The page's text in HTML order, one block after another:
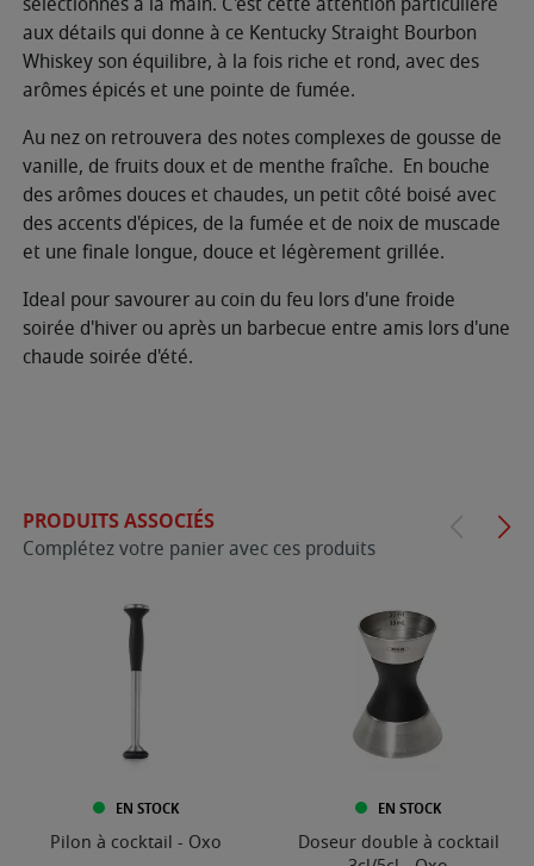
aux détails qui donne à ce Kentucky Straight Bourbon
Whiskey son équilibre, à la fois riche et rond, avec des
arômes épicés et une pointe de fumée.
Au nez on retrouvera des notes complexes de gousse de
vanille, de fruits doux et de menthe fraîche. En bouche
des arômes douces et chaudes, un petit côté boisé avec
des accents d'épices, de la fumée et de noix de muscade
et une finale longue, douce et légèrement grillée.
Ideal pour savourer au coin du feu lors d'une froide
soirée d'hiver ou après un barbecue entre amis lors d'une
chaude soirée d'été.
PRODUITS ASSOCIÉS
Complétez votre panier avec ces produits
EN STOCK
Pilon à cocktail - Oxo
EN STOCK
Doseur double à cocktail